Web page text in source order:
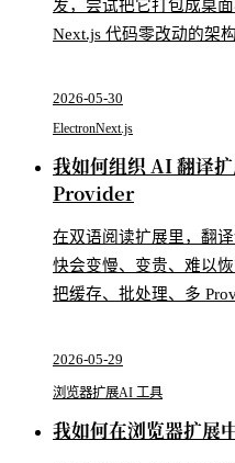
发，尝试把它打包成桌
Next.js 代码零改动的架
2026-05-30
ElectronNext.js
我如何组织 AI 翻译
Provider
在双语阅读扩展里，翻
快会变慢、变贵、难以
把缓存、批处理、多
2026-05-29
浏览器扩展AI 工具
我如何在浏览器扩展